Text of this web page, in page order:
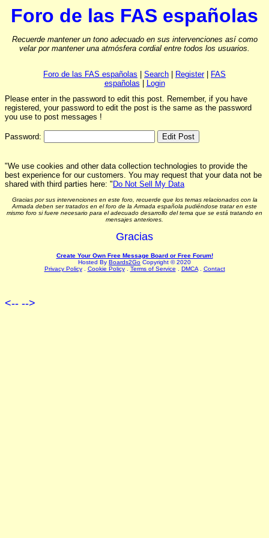
Foro de las FAS españolas
Recuerde mantener un tono adecuado en sus intervenciones así como
velar por mantener una atmósfera cordial entre todos los usuarios.
Foro de las FAS españolas Search Register|
FAS
españolas
Login
Please enter in the password to edit this post. Remember, if you have
registered, your password to edit the post is the same as the password
you use to post messages !
Password:
"We use cookies and other data collection technologies to provide the
best experience for our customers. You may request that your data not be
shared with third parties here: " Do Not Sell My Data
Gracias por sus intervenciones en este foro, recuerde que los temas relacionados con la
Armada deben ser tratados en el foro de la Armada española pudiéndose tratar en este
mismo foro si fuere necesario para el adecuado desarrollo del tema que se está tratando en
mensajes anteriores.
Gracias
Create Your Own Free Message Board or Free Forum!
Hosted By Boards2Go Copyright © 2020
Privacy Policy. Cookie Policy. Terms of Service DMCA. Contact
<-- -->